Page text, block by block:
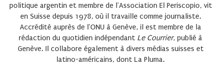
politique argentin et membre de l'Association El Periscopio, vit
en Suisse depuis 1978, où il travaille comme journaliste.
Accrédité auprès de l'ONU à Genève, il est membre de la
rédaction du quotidien indépendant Le Courrier, publié à
Genève. Il collabore également à divers médias suisses et
latino-américains, dont La Pluma.